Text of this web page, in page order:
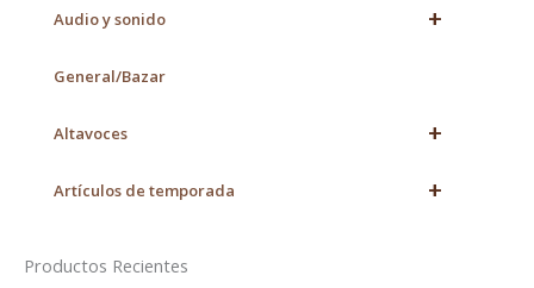
+
Audio y sonido
General/Bazar
+
Altavoces
+
Artículos de temporada
Productos Recientes